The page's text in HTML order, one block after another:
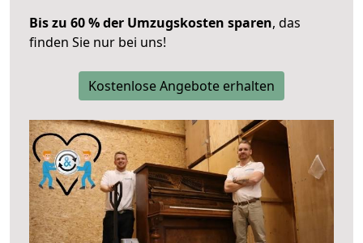
Bis zu 60 % der Umzugskosten sparen, das
finden Sie nur bei uns!
Kostenlose Angebote erhalten